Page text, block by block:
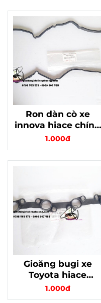
Ron dàn cò xe
innova hiace chính
hãng mã
112130C011
1.000đ
Gioăng bugi xe
Toyota hiace
innova fortuner
chính hãng
1.000đ